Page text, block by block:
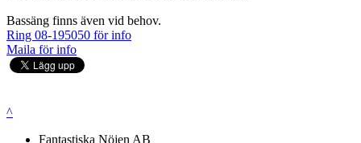
Bassäng finns även vid behov.
Ring 08-195050 för info
Maila för info
^
Fantastiska Nöjen AB